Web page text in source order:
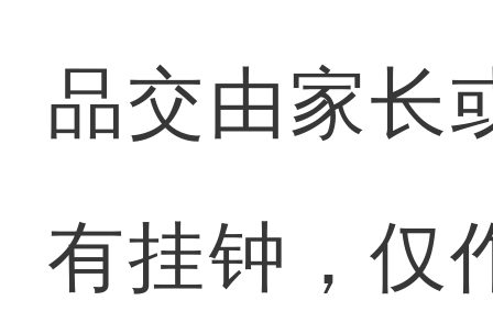
品交由家长
有挂钟，仅